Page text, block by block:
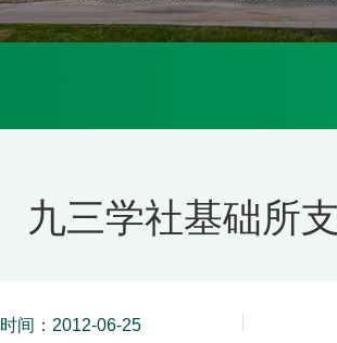
九三学社基础所
时间：2012-06-25